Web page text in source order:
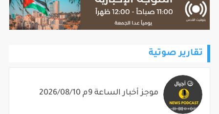
تقارير صوتية
موجز أخبار الساعة 9م 2026/08/10